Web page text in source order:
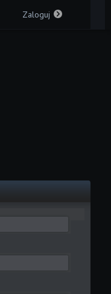
Zaloguj